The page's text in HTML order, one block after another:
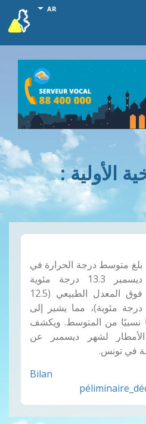
AR
actions
vigilance
الأولية :
بلغ متوسط ​​درجة الحرارة في
ديسمبر 13.3 درجة مئوية
فوق المعدل الطبيعي (12.5
درجة مئوية)، مما يشير إلى
نسبيًا من المتوسط. ويكشف
لشهر ديسمبر عن
في تونس.
Bilan